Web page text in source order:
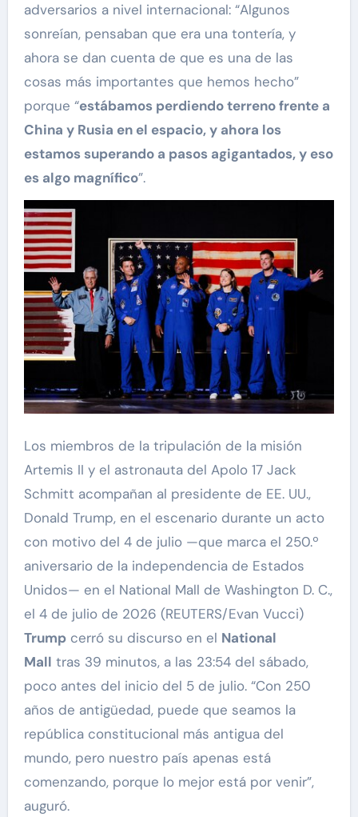
adversarios a nivel internacional: “Algunos
sonreían, pensaban que era una tontería, y
ahora se dan cuenta de que es una de las
cosas más importantes que hemos hecho”
porque “estábamos perdiendo terreno frente a
China y Rusia en el espacio, y ahora los
estamos superando a pasos agigantados, y eso
es algo magnífico”.
Los miembros de la tripulación de la misión
Artemis II y el astronauta del Apolo 17 Jack
Schmitt acompañan al presidente de EE. UU.,
Donald Trump, en el escenario durante un acto
con motivo del 4 de julio —que marca el 250.º
aniversario de la independencia de Estados
Unidos— en el National Mall de Washington D. C.,
el 4 de julio de 2026 (REUTERS/Evan Vucci)
Trumpcerró su discurso en el National
Mall tras 39 minutos, a las 23:54 del sábado,
poco antes del inicio del 5 de julio. “Con 250
años de antigüedad, puede que seamos la
república constitucional más antigua del
mundo, pero nuestro país apenas está
comenzando, porque lo mejor está por venir”,
auguró.